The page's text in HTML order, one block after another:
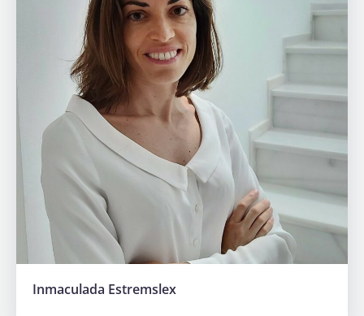
Hazte
Inmaculada Estremslex